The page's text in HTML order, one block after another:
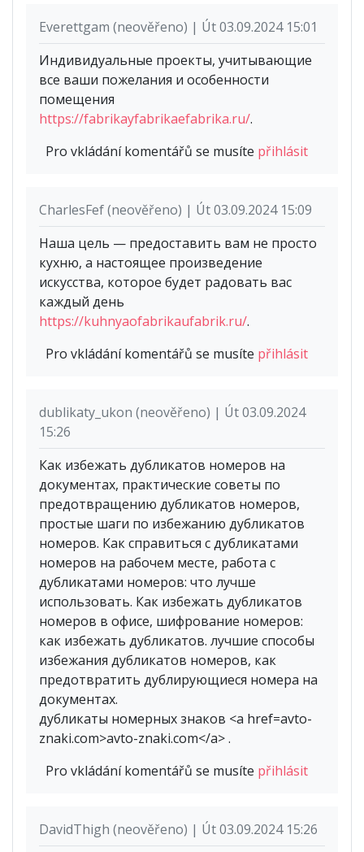
Everettgam (neověřeno) | Út 03.09.2024 15:01
Индивидуальные проекты, учитывающие
все ваши пожелания и особенности
помещения
https://fabrikayfabrikaefabrika.ru/.
Pro vkládání komentářů se musíte přihlásit
CharlesFef (neověřeno) | Út 03.09.2024 15:09
Наша цель — предоставить вам не просто
кухню, а настоящее произведение
искусства, которое будет радовать вас
каждый день
https://kuhnyaofabrikaufabrik.ru/.
Pro vkládání komentářů se musíte přihlásit
dublikaty_ukon (neověřeno) | Út 03.09.2024
15:26
Как избежать дубликатов номеров на
документах, практические советы по
предотвращению дубликатов номеров,
простые шаги по избежанию дубликатов
номеров. Как справиться с дубликатами
номеров на рабочем месте, работа с
дубликатами номеров: что лучше
использовать. Как избежать дубликатов
номеров в офисе, шифрование номеров:
как избежать дубликатов. лучшие способы
избежания дубликатов номеров, как
предотвратить дублирующиеся номера на
документах.
дубликаты номерных знаков <a href=avto-
znaki.com>avto-znaki.com</a> .
Pro vkládání komentářů se musíte přihlásit
DavidThigh (neověřeno) | Út 03.09.2024 15:26